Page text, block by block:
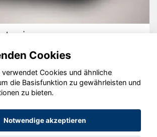
GmbH 2020 - 2026
Cookies
verwendet Cookies und ähnliche
die Basisfunktion zu gewährleisten und
zu bieten.
Notwendige akzeptieren